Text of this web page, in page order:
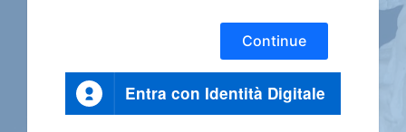
Continue
Entra con Identità Digitale